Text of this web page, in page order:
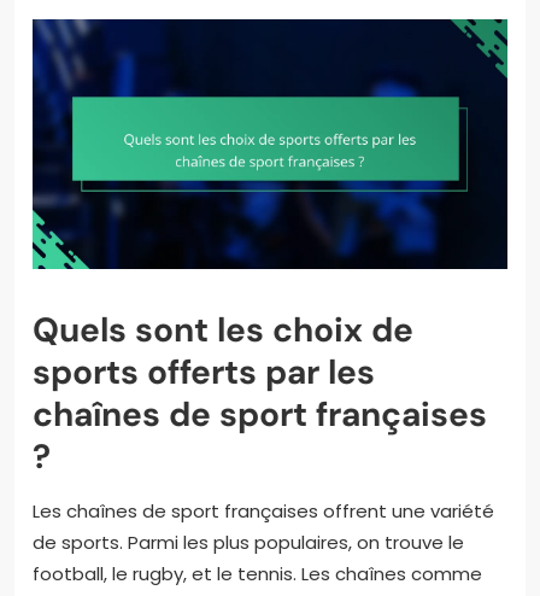
Quels sont les choix de
sports offerts par les
chaînes de sport françaises
?
Les chaînes de sport françaises offrent une variété
de sports. Parmi les plus populaires, on trouve le
football, le rugby, et le tennis. Les chaînes comme